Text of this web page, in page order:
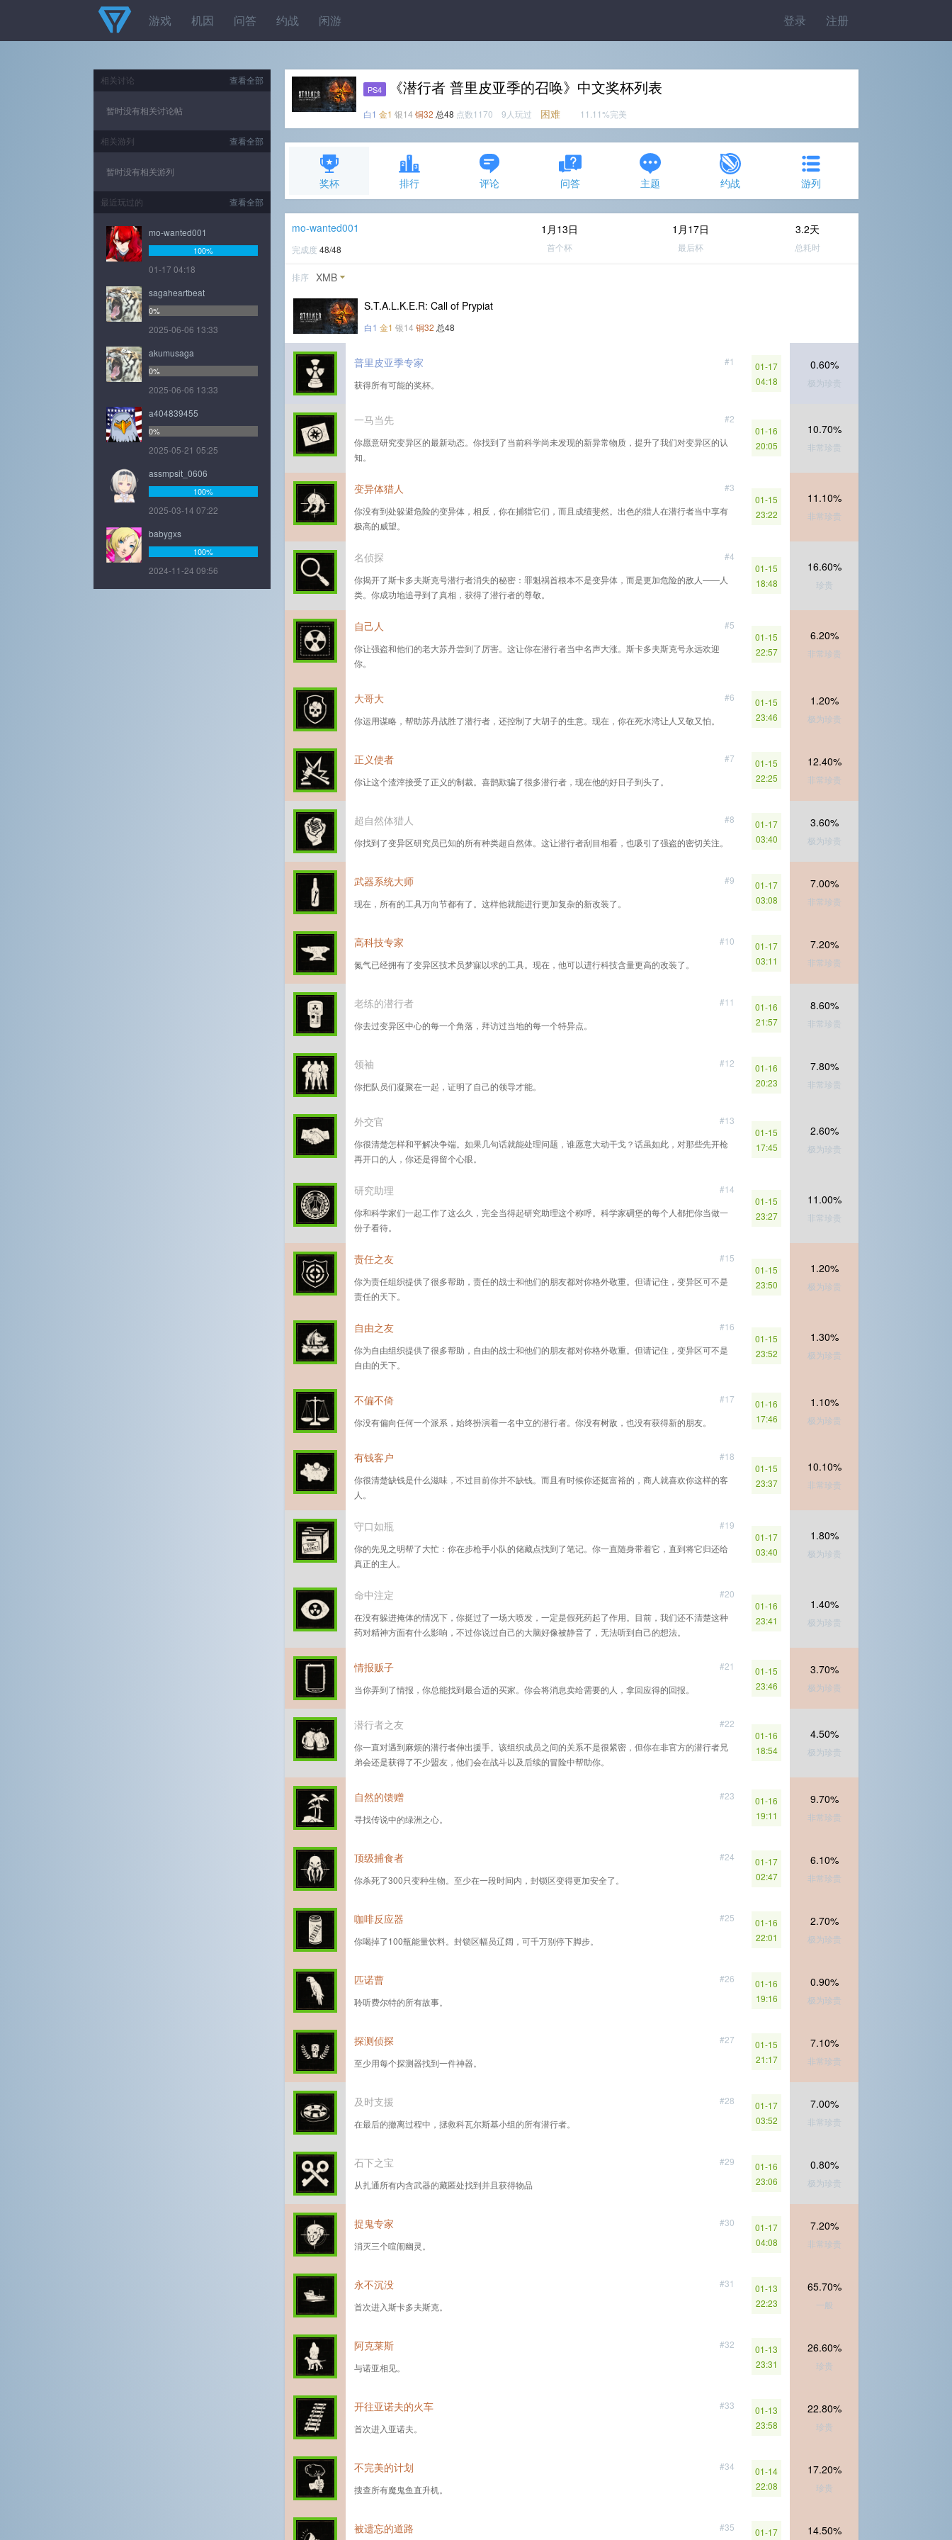
登录 注册
游戏 机因 问答 约战 闲游
PS4 《潜行者 普里皮亚季的召唤》中文奖杯列表
白1 金1 银14 铜32 总48 点数1170 9人玩过 困难 11.11%完美
奖杯 排行 评论 问答 主题 约战 游列
mo-wanted001
完成度 48/48
1月13日
首个杯
1月17日
最后杯
3.2天
总耗时
排序 XMB
S.T.A.L.K.E.R: Call of Prypiat
白1 金1 银14 铜32 总48
#1
普里皮亚季专家
获得所有可能的奖杯。
01-17
04:18
0.60%
极为珍贵
#2
一马当先
你愿意研究变异区的最新动态。你找到了当前科学尚未发现的新异常物质，提升了我们对变异区的认
知。
01-16
20:05
10.70%
非常珍贵
#3
变异体猎人
你没有到处躲避危险的变异体，相反，你在捕猎它们，而且成绩斐然。出色的猎人在潜行者当中享有
极高的威望。
01-15
23:22
11.10%
非常珍贵
#4
名侦探
你揭开了斯卡多夫斯克号潜行者消失的秘密：罪魁祸首根本不是变异体，而是更加危险的敌人——人
类。你成功地追寻到了真相，获得了潜行者的尊敬。
01-15
18:48
16.60%
珍贵
#5
自己人
你让强盗和他们的老大苏丹尝到了厉害。这让你在潜行者当中名声大涨。斯卡多夫斯克号永远欢迎
你。
01-15
22:57
6.20%
非常珍贵
#6
大哥大
你运用谋略，帮助苏丹战胜了潜行者，还控制了大胡子的生意。现在，你在死水湾让人又敬又怕。
01-15
23:46
1.20%
极为珍贵
#7
正义使者
你让这个渣滓接受了正义的制裁。喜鹊欺骗了很多潜行者，现在他的好日子到头了。
01-15
22:25
12.40%
非常珍贵
#8
超自然体猎人
你找到了变异区研究员已知的所有种类超自然体。这让潜行者刮目相看，也吸引了强盗的密切关注。
01-17
03:40
3.60%
极为珍贵
#9
武器系统大师
现在，所有的工具万向节都有了。这样他就能进行更加复杂的新改装了。
01-17
03:08
7.00%
非常珍贵
#10
高科技专家
氮气已经拥有了变异区技术员梦寐以求的工具。现在，他可以进行科技含量更高的改装了。
01-17
03:11
7.20%
非常珍贵
#11
老练的潜行者
你去过变异区中心的每一个角落，拜访过当地的每一个特异点。
01-16
21:57
8.60%
非常珍贵
#12
领袖
你把队员们凝聚在一起，证明了自己的领导才能。
01-16
20:23
7.80%
非常珍贵
#13
外交官
你很清楚怎样和平解决争端。如果几句话就能处理问题，谁愿意大动干戈？话虽如此，对那些先开枪
再开口的人，你还是得留个心眼。
01-15
17:45
2.60%
极为珍贵
#14
研究助理
你和科学家们一起工作了这么久，完全当得起研究助理这个称呼。科学家碉堡的每个人都把你当做一
份子看待。
01-15
23:27
11.00%
非常珍贵
#15
责任之友
你为责任组织提供了很多帮助，责任的战士和他们的朋友都对你格外敬重。但请记住，变异区可不是
责任的天下。
01-15
23:50
1.20%
极为珍贵
#16
自由之友
你为自由组织提供了很多帮助，自由的战士和他们的朋友都对你格外敬重。但请记住，变异区可不是
自由的天下。
01-15
23:52
1.30%
极为珍贵
#17
不偏不倚
你没有偏向任何一个派系，始终扮演着一名中立的潜行者。你没有树敌，也没有获得新的朋友。
01-16
17:46
1.10%
极为珍贵
#18
有钱客户
你很清楚缺钱是什么滋味，不过目前你并不缺钱。而且有时候你还挺富裕的，商人就喜欢你这样的客
人。
01-15
23:37
10.10%
非常珍贵
#19
守口如瓶
你的先见之明帮了大忙：你在步枪手小队的储藏点找到了笔记。你一直随身带着它，直到将它归还给
真正的主人。
01-17
03:40
1.80%
极为珍贵
#20
命中注定
在没有躲进掩体的情况下，你挺过了一场大喷发，一定是假死药起了作用。目前，我们还不清楚这种
药对精神方面有什么影响，不过你说过自己的大脑好像被静音了，无法听到自己的想法。
01-16
23:41
1.40%
极为珍贵
#21
情报贩子
当你弄到了情报，你总能找到最合适的买家。你会将消息卖给需要的人，拿回应得的回报。
01-15
23:46
3.70%
极为珍贵
#22
潜行者之友
你一直对遇到麻烦的潜行者伸出援手。该组织成员之间的关系不是很紧密，但你在非官方的潜行者兄
弟会还是获得了不少盟友，他们会在战斗以及后续的冒险中帮助你。
01-16
18:54
4.50%
极为珍贵
#23
自然的馈赠
寻找传说中的绿洲之心。
01-16
19:11
9.70%
非常珍贵
#24
顶级捕食者
你杀死了300只变种生物。至少在一段时间内，封锁区变得更加安全了。
01-17
02:47
6.10%
非常珍贵
#25
咖啡反应器
你喝掉了100瓶能量饮料。封锁区幅员辽阔，可千万别停下脚步。
01-16
22:01
2.70%
极为珍贵
#26
匹诺曹
聆听费尔特的所有故事。
01-16
19:16
0.90%
极为珍贵
#27
探测侦探
至少用每个探测器找到一件神器。
01-15
21:17
7.10%
非常珍贵
#28
及时支援
在最后的撤离过程中，拯救科瓦尔斯基小组的所有潜行者。
01-17
03:52
7.00%
非常珍贵
#29
石下之宝
从扎通所有内含武器的藏匿处找到并且获得物品
01-16
23:06
0.80%
极为珍贵
#30
捉鬼专家
消灭三个喧闹幽灵。
01-17
04:08
7.20%
非常珍贵
#31
永不沉没
首次进入斯卡多夫斯克。
01-13
22:23
65.70%
一般
#32
阿克莱斯
与诺亚相见。
01-13
23:31
26.60%
珍贵
#33
开往亚诺夫的火车
首次进入亚诺夫。
01-13
23:58
22.80%
珍贵
#34
不完美的计划
搜查所有魔鬼鱼直升机。
01-14
22:08
17.20%
珍贵
#35
被遗忘的道路 01-17 14.50%
查看全部
相关讨论
暂时没有相关讨论帖
查看全部
相关游列
暂时没有相关游列
查看全部
最近玩过的
mo-wanted001
100%
01-17 04:18
sagaheartbeat
0%
2025-06-06 13:33
akumusaga
0%
2025-06-06 13:33
a404839455
0%
2025-05-21 05:25
assmpsit_0606
100%
2025-03-14 07:22
babygxs
100%
2024-11-24 09:56